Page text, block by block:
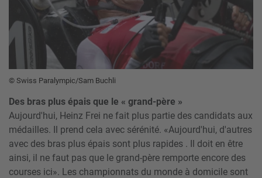
© Swiss Paralympic/Sam Buchli
Des bras plus épais que le « grand-père »
Aujourd'hui, Heinz Frei ne fait plus partie des candidats aux
médailles. Il prend cela avec sérénité. «Aujourd'hui, d'autres
avec des bras plus épais sont plus rapides . Il doit en être
ainsi, il ne faut pas que le grand-père remporte encore des
courses ici». Les championnats du monde à domicile sont